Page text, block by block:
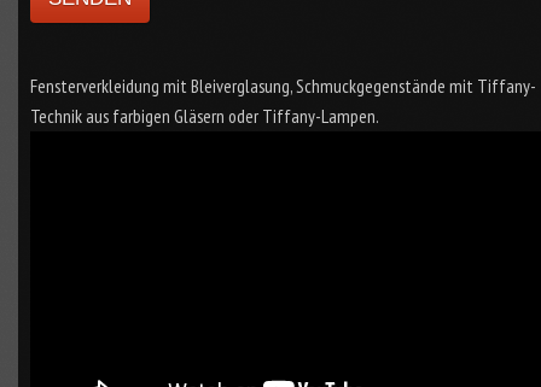
Fensterverkleidung mit Bleiverglasung, Schmuckgegenstände mit Tiffany-
Technik aus farbigen Gläsern oder Tiffany-Lampen.